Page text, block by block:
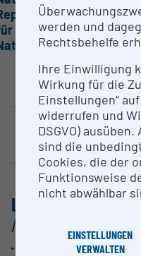
Österreich
Opfer des
KONSORTIUM
des
KONSORTIUM
LISTE DER
/
werden und
Rechtsbehelfe
Ihre Einwilligung
Wirkung für die
Einstellungen“
widerrufen und
DSGVO)
sind die
Cookies, die der
Funktionsweise
nicht abwählbar
EINSTELLUNGEN
VERWALTEN